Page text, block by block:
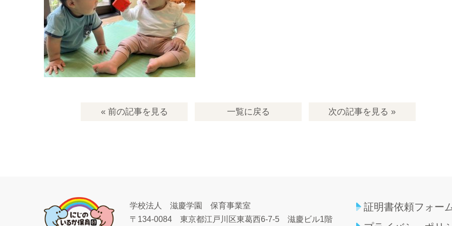
« 前の記事を見る 一覧に戻る 次の記事を見る »
学校法人 滋慶学園 保育事業室
〒134-0084 東京都江戸川区東葛西6-7-5 滋慶ビル1階
証明書依頼フォー